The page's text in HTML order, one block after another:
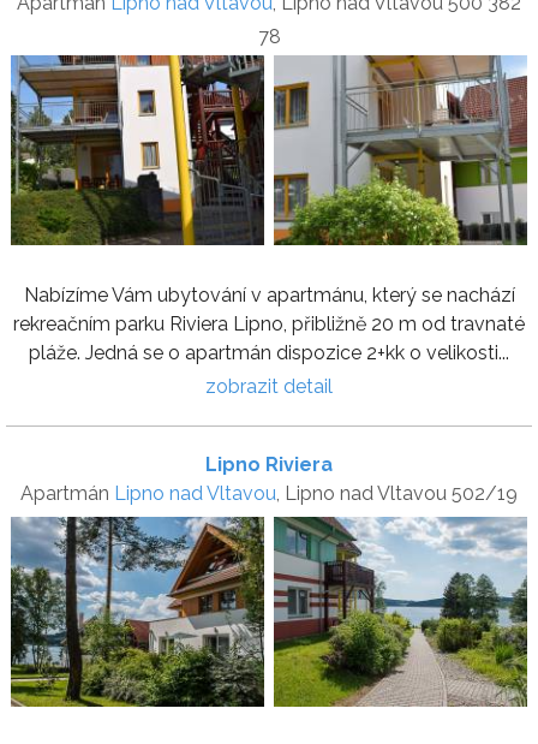
78
Nabízíme Vám ubytování v apartmánu, který se nachází
rekreačním parku Riviera Lipno, přibližně 20 m od travnaté
pláže. Jedná se o apartmán dispozice 2+kk o velikosti...
zobrazit detail
Lipno Riviera
Apartmán Lipno nad Vltavou, Lipno nad Vltavou 502/19